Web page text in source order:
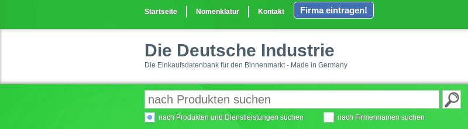
Startseite Nomenklatur Kontakt Firma eintragen!
Die Deutsche Industrie
Die Einkaufsdatenbank für den Binnenmarkt - Made in Germany
nach Produkten und Dienstleistungen suchen nach Firmennamen suchen